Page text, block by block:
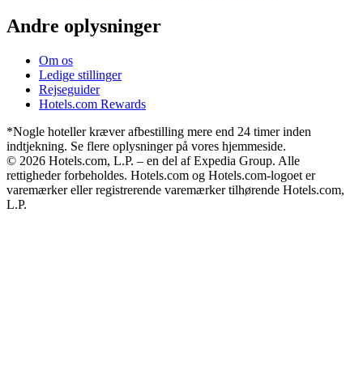
Andre oplysninger
Om os
Ledige stillinger
Rejseguider
Hotels.com Rewards
*Nogle hoteller kræver afbestilling mere end 24 timer inden
indtjekning. Se flere oplysninger på vores hjemmeside.
© 2026 Hotels.com, L.P. – en del af Expedia Group. Alle
rettigheder forbeholdes. Hotels.com og Hotels.com-logoet er
varemærker eller registrerende varemærker tilhørende Hotels.com,
L.P.